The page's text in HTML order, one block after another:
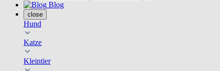
Blog
close
Hund
Katze
Kleintier